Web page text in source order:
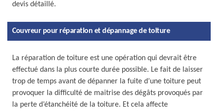
devis détaillé.
Couvreur pour réparation et dépannage de toiture
La réparation de toiture est une opération qui devrait être
effectué dans la plus courte durée possible. Le fait de laisser
trop de temps avant de dépanner la fuite d’une toiture peut
provoquer la difficulté de maitrise des dégâts provoqués par
la perte d’étanchéité de la toiture. Et cela affecte